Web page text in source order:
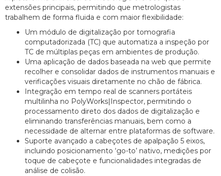
extensões principais, permitindo que metrologistas
trabalhem de forma fluida e com maior flexibilidade:
Um módulo de digitalização por tomografia
computadorizada (TC) que automatiza a inspeção por
TC de múltiplas peças em ambientes de produção.
Uma aplicação de dados baseada na web que permite
recolher e consolidar dados de instrumentos manuais e
verificações visuais diretamente no chão de fábrica.
Integração em tempo real de scanners portáteis
multilinha no PolyWorks|Inspector, permitindo o
processamento direto dos dados de digitalização e
eliminando transferências manuais, bem como a
necessidade de alternar entre plataformas de software.
Suporte avançado a cabeçotes de apalpação 5 eixos,
incluindo posicionamento ‘go-to’ nativo, medições por
toque de cabeçote e funcionalidades integradas de
análise de colisão.